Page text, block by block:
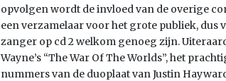
opvolgen wordt de invloed van de overige
een verzamelaar voor het grote publiek, dus
zanger op cd 2 welkom genoeg zijn.
Wayne’s “The War Of The Worlds”, het
nummers van de duoplaat van Justin